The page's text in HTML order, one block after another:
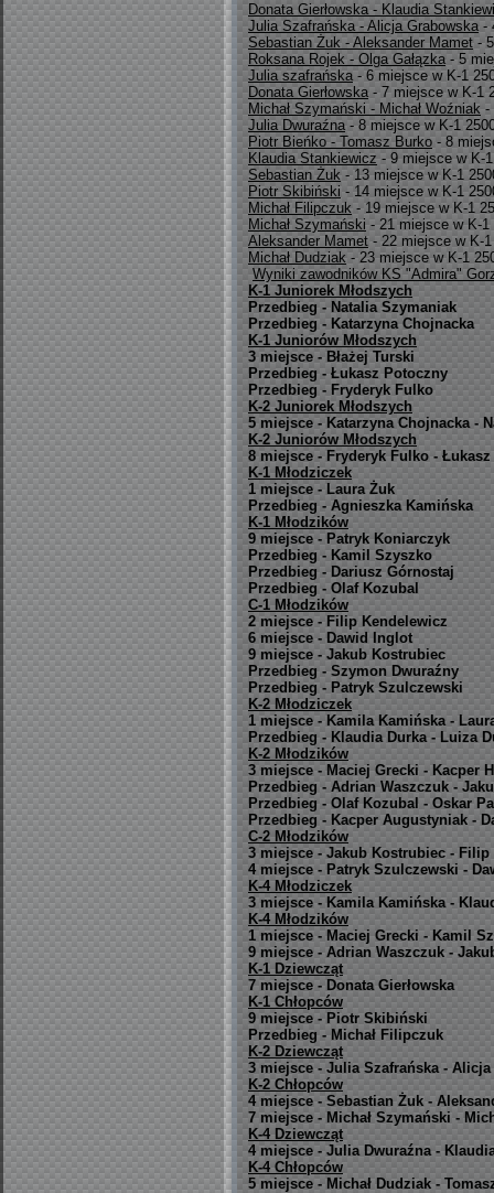
Donata Gierłowska - Klaudia
Julia Szafrańska - Alicja Grabowska-
Sebastian Żuk - Aleksander Mamet -
Roksana Rojek - Olga Gałązka- 5
Julia szafrańska- 6 miejsce w K-1
Donata Gierłowska- 7 miejsce w K-1
Michał Szymański - Michał Woźniak -
Julia Dwuraźna- 8 miejsce w K-1
Piotr Bieńko - Tomasz Burko - 8
Klaudia Stankiewicz - 9 miejsce w K-
Sebastian Żuk - 13 miejsce w K-1
Piotr Skibiński - 14 miejsce w K-1
Michał Filipczuk - 19 miejsce w K-1
Michał Szymański - 21 miejsce w K-1
Aleksander Mamet - 22 miejsce w K-1
Michał Dudziak - 23 miejsce w K-1
Wyniki zawodników KS "Admira"
K-1 Juniorek Młodszych
Przedbieg - Natalia Szymaniak
Przedbieg - Katarzyna Chojnacka
K-1 Juniorów Młodszych
3 miejsce - Błażej Turski
Przedbieg - Łukasz Potoczny
Przedbieg - Fryderyk Fulko
K-2 Juniorek Młodszych
5 miejsce - Katarzyna Chojnacka -
K-2 Juniorów Młodszych
8 miejsce - Fryderyk Fulko -
K-1 Młodziczek
1 miejsce - Laura Żuk
Przedbieg - Agnieszka Kamińska
K-1 Młodzików
9 miejsce - Patryk Koniarczyk
Przedbieg - Kamil Szyszko
Przedbieg - Dariusz Górnostaj
Przedbieg - Olaf Kozubal
C-1 Młodzików
2 miejsce - Filip Kendelewicz
6 miejsce - Dawid Inglot
9 miejsce - Jakub Kostrubiec
Przedbieg - Szymon Dwuraźny
Przedbieg - Patryk Szulczewski
K-2 Młodziczek
1 miejsce - Kamila Kamińska -
Przedbieg - Klaudia Durka - Luiza
K-2 Młodzików
3 miejsce - Maciej Grecki - Kacper
Przedbieg - Adrian Waszczuk -
Przedbieg - Olaf Kozubal - Oskar
Przedbieg - Kacper Augustyniak -
C-2 Młodzików
3 miejsce - Jakub Kostrubiec - Filip
4 miejsce - Patryk Szulczewski -
K-4 Młodziczek
3 miejsce - Kamila Kamińska -
K-4 Młodzików
1 miejsce - Maciej Grecki - Kamil
9 miejsce - Adrian Waszczuk -
K-1 Dziewcząt
7 miejsce - Donata Gierłowska
K-1 Chłopców
9 miejsce - Piotr Skibiński
Przedbieg - Michał Filipczuk
K-2 Dziewcząt
3 miejsce - Julia Szafrańska - Alicja
K-2 Chłopców
4 miejsce - Sebastian Żuk -
7 miejsce - Michał Szymański -
K-4 Dziewcząt
4 miejsce - Julia Dwuraźna -
K-4 Chłopców
5 miejsce - Michał Dudziak -